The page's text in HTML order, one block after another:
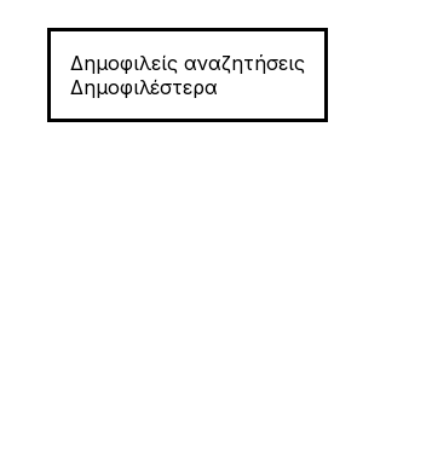
Δημοφιλείς αναζητήσεις
Δημοφιλέστερα